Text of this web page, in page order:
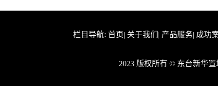
栏目导航: 首页| 关于我们 | 产品服务| 成功
2023 版权所有 © 东台新华